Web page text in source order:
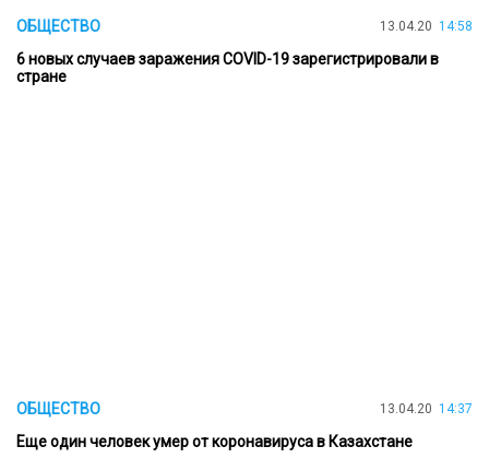
ОБЩЕСТВО 13.04.20 14:58
6 новых случаев заражения COVID-19 зарегистрировали в
стране
ОБЩЕСТВО 13.04.20 14:37
Еще один человек умер от коронавируса в Казахстане